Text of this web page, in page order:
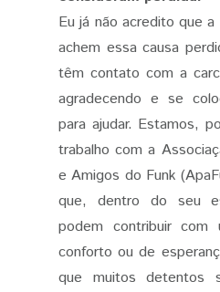
Eu já não acredito que
achem essa causa
têm contato com a
agradecendo e se
para ajudar. Estamos,
trabalho com a
e Amigos do Funk
que, dentro do seu
podem contribuir com
conforto ou de
que muitos detentos